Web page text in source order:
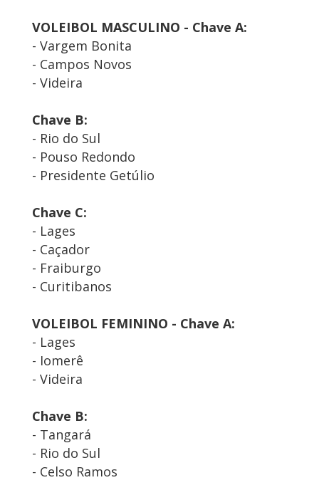
VOLEIBOL MASCULINO - Chave A:
- Vargem Bonita
- Campos Novos
- Videira
Chave B:
- Rio do Sul
- Pouso Redondo
- Presidente Getúlio
Chave C:
- Lages
- Caçador
- Fraiburgo
- Curitibanos
VOLEIBOL FEMININO - Chave A:
- Lages
- Iomerê
- Videira
Chave B:
- Tangará
- Rio do Sul
- Celso Ramos